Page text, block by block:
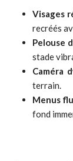
Visages
recréés
Pelouse
stade
Caméra
terrain.
Menus
fond